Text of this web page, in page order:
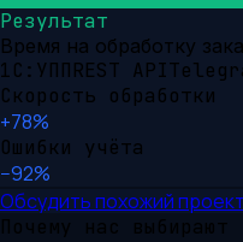
Результат
Время на обработку
1С:УППREST API
Скорость обработки
+78%
Ошибки учёта
−92%
Обсудить похожий проект
Почему нас выбирают